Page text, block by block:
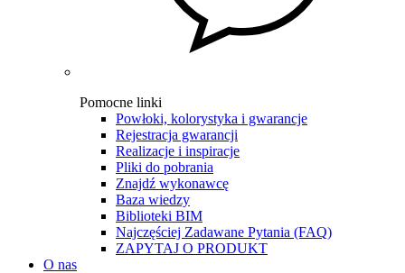
Pomocne linki
Powłoki, kolorystyka i gwarancje
Rejestracja gwarancji
Realizacje i inspiracje
Pliki do pobrania
Znajdź wykonawcę
Baza wiedzy
Biblioteki BIM
Najczęściej Zadawane Pytania (FAQ)
ZAPYTAJ O PRODUKT
O nas